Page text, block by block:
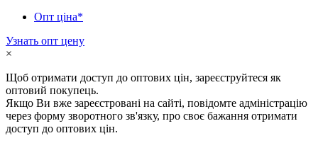
Опт ціна*
Узнать опт цену
×
Щоб отримати доступ до оптових цін, зареєструйтеся як
оптовий покупець.
Якщо Ви вже зареєстровані на сайті, повідомте адміністрацію
через форму зворотного зв'язку, про своє бажання отримати
доступ до оптових цін.